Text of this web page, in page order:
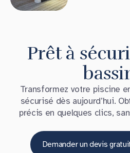
Prêt à
Transformez votre piscine
sécurisé dès aujourd’hui.
précis en quelques clics,
Demander un devis